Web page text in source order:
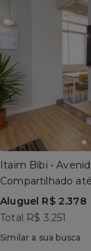
Itaim Bibi •
Compartilhado
Aluguel R$ 2.378
Total R$ 3.251
Similar a sua busca